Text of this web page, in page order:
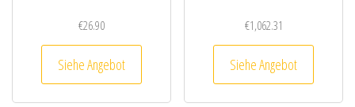
€26.90
Siehe Angebot
€1,062.31
Siehe Angebot